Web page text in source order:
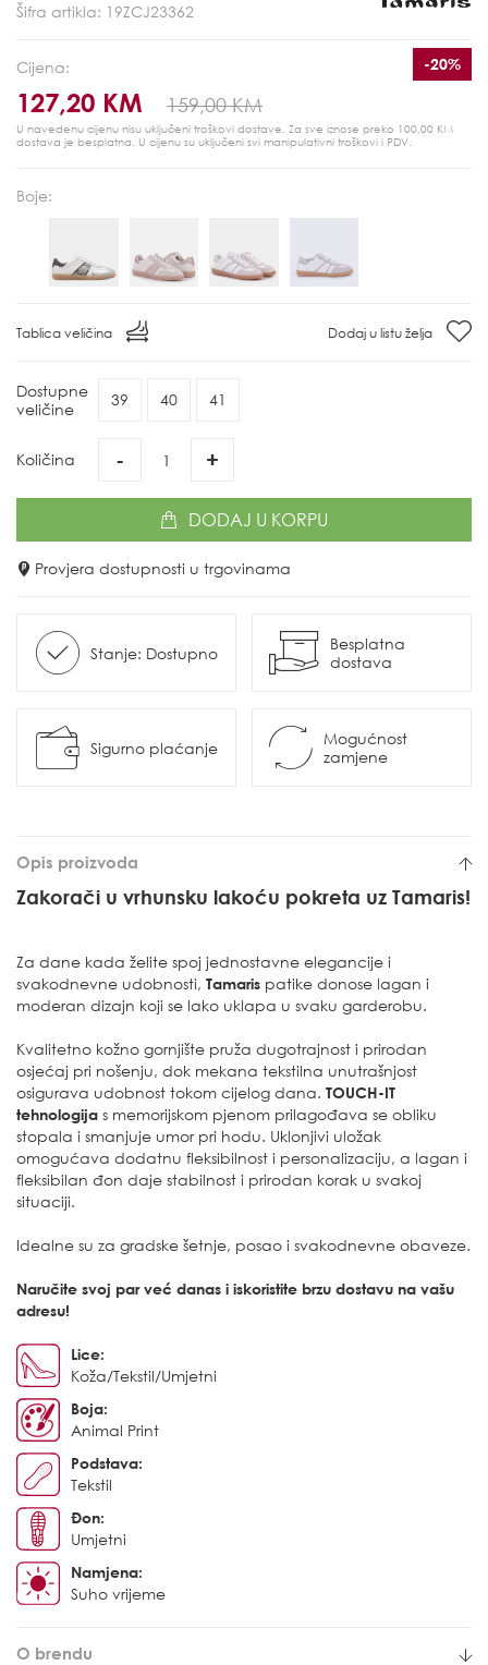
Šifra artikla: 19ZCJ23362
Cijena:
127,20 KM 159,00 KM
-20%
U navedenu cijenu nisu uključeni troškovi dostave. Za sve iznose preko 100,00 KM
dostava je besplatna. U cijenu su uključeni svi manipulativni troškovi i PDV.
Boje:
Tablica veličina Dodaj u listu želja
Dostupne
veličine
39 40 41
Količina - +
DODAJ U KORPU
Provjera dostupnosti u trgovinama
Stanje: Dostupno
Besplatna
dostava
Sigurno plaćanje
Mogućnost
zamjene
Opis proizvoda
Zakorači u vrhunsku lakoću pokreta uz Tamaris!
Za dane kada želite spoj jednostavne elegancije i
svakodnevne udobnosti, Tamaris patike donose lagan i
moderan dizajn koji se lako uklapa u svaku garderobu.
Kvalitetno kožno gornjište pruža dugotrajnost i prirodan
osjećaj pri nošenju, dok mekana tekstilna unutrašnjost
osigurava udobnost tokom cijelog dana. TOUCH-IT
tehnologija s memorijskom pjenom prilagođava se obliku
stopala i smanjuje umor pri hodu. Uklonjivi uložak
omogućava dodatnu fleksibilnost i personalizaciju, a lagan i
fleksibilan đon daje stabilnost i prirodan korak u svakoj
situaciji.
Idealne su za gradske šetnje, posao i svakodnevne obaveze.
Naručite svoj par već danas i iskoristite brzu dostavu na vašu
adresu!
Lice:
Koža/Tekstil/Umjetni
Boja:
Animal Print
Podstava:
Tekstil
Đon:
Umjetni
Namjena:
Suho vrijeme
O brendu